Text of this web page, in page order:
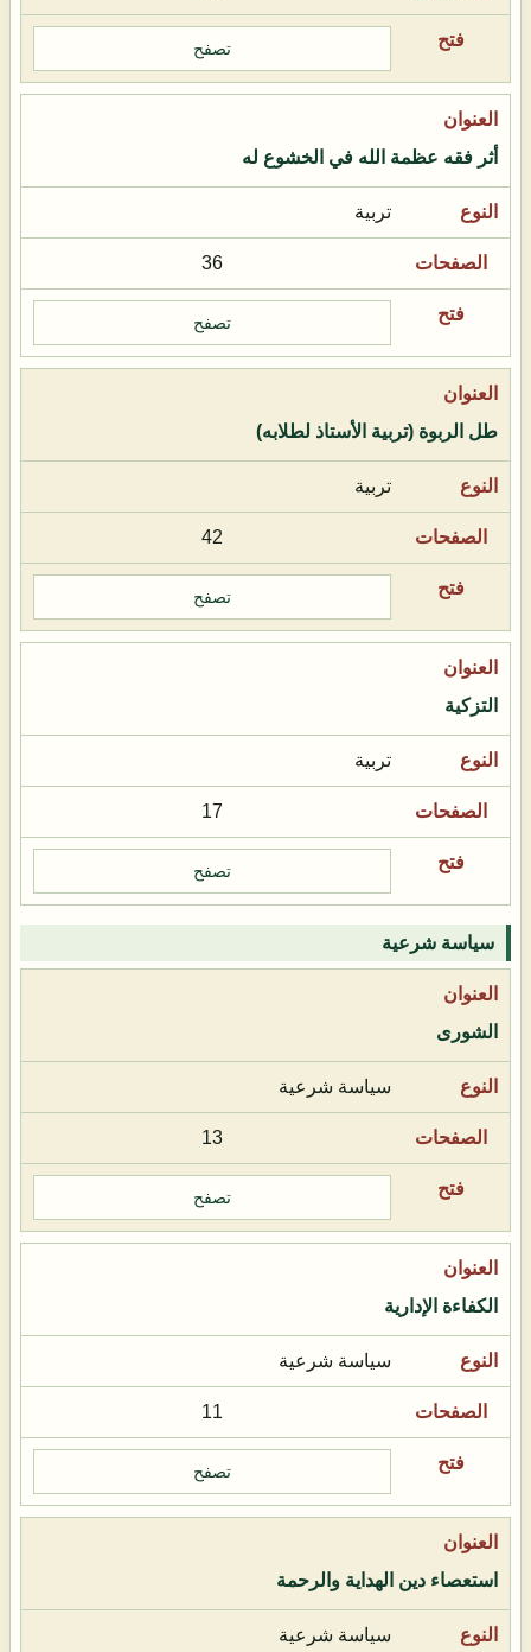
تصفح
أثر فقه عظمة الله في الخشوع له
تربية
36
تصفح
طل الربوة (تربية الأستاذ لطلابه)
تربية
42
تصفح
التزكية
تربية
17
تصفح
سياسة شرعية
الشورى
سياسة شرعية
13
تصفح
الكفاءة الإدارية
سياسة شرعية
11
تصفح
استعصاء دين الهداية والرحمة
سياسة شرعية